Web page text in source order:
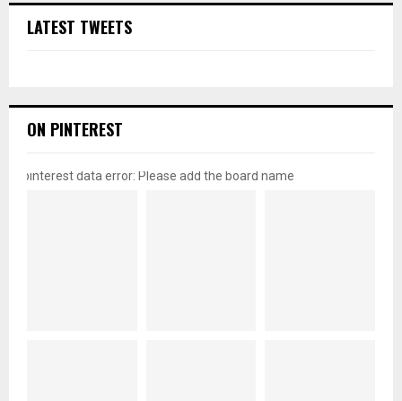
LATEST TWEETS
ON PINTEREST
pinterest data error: Please add the board name